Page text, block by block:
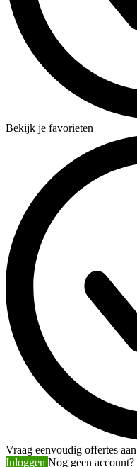
Bekijk je favorieten
Vraag eenvoudig offertes aan
Inloggen Nog geen account?